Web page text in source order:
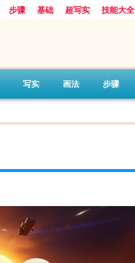
步骤 基础 超写实 技能大全
写实 画法 步骤